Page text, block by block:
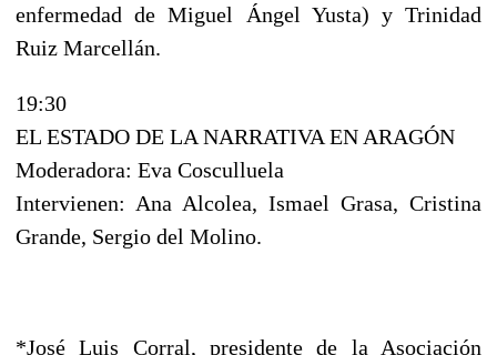
enfermedad de Miguel Ángel Yusta) y Trinidad
Ruiz Marcellán.
19:30
EL ESTADO DE LA NARRATIVA EN ARAGÓN
Moderadora: Eva Cosculluela
Intervienen: Ana Alcolea, Ismael Grasa, Cristina
Grande, Sergio del Molino.
*José Luis Corral, presidente de la Asociación